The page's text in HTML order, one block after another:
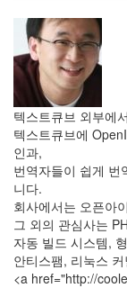
텍스트큐브 외부에
텍스트큐브에
인과,
번역자들이 쉽게 번
니다.
회사에서는 오픈아
그 외의 관심사는
자동 빌드 시스템,
안티스팸, 리눅스
<a href="http://